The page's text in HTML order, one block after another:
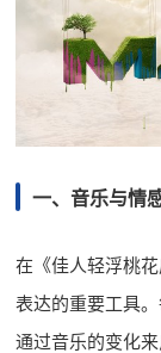
一、音乐与情
在《佳人轻浮桃
表达的重要工具
通过音乐的变化